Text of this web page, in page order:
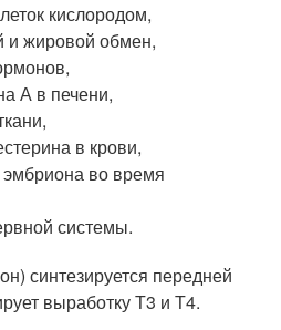
кислородом,
и жировой обмен,
А в печени,
в крови,
во время
системы.
синтезируется передней
выработку Т3 и Т4.